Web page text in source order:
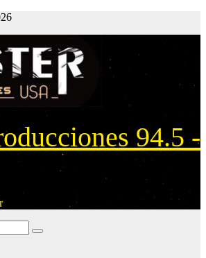
94.5 -